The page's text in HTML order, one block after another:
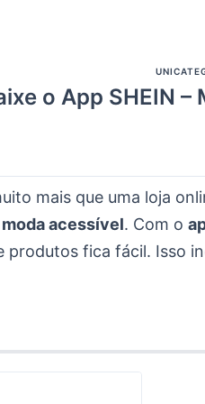
o App SHEIN
mais que uma loja
moda acessível. Com o
produtos fica fácil. Isso